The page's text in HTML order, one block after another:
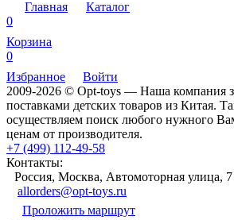
Главная
Каталог
0
Корзина
0
Избранное
Войти
2009-2026 © Opt-toys — Наша компания
поставками детских товаров из Китая.
осуществляем поиск любого нужного
ценам от производителя.
+7 (499) 112-49-58
Контакты:
Россия, Москва, Автомоторная улица, 7
allorders@opt-toys.ru
Проложить маршрут